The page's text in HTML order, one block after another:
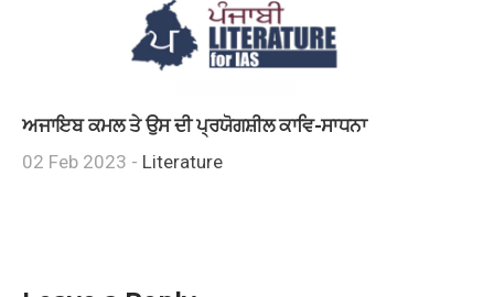
ਅਜਾਇਬ ਕਮਲ ਤੇ ਉਸ ਦੀ ਪ੍ਰਯੋਗਸ਼ੀਲ ਕਾਵਿ-ਸਾਧਨਾ
02 Feb 2023 - Literature